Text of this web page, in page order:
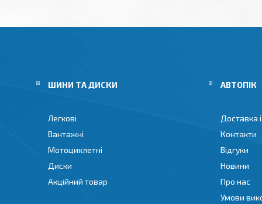
ШИНИ ТА ДИСКИ
Легкові
Вантажні
Мотоциклетні
Диски
Акційний товар
АВТОПІК
Доставка
Контакти
Відгуки
Новини
Про нас
Умови